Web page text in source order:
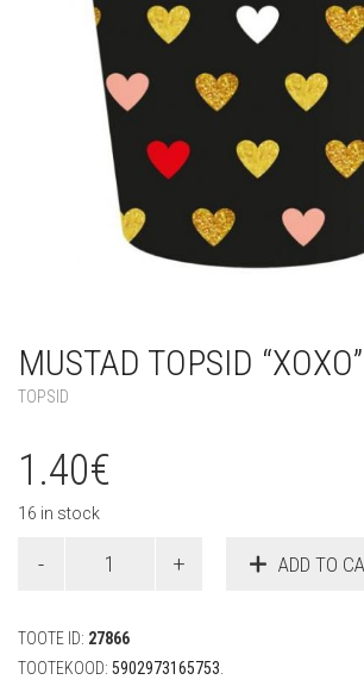
MUSTAD TOPSID
TOPSID
1.40€
16 in stock
topsid
tk)
quantity
ADD TO
TOOTE ID: 27866
TOOTEKOOD: 5902973165753